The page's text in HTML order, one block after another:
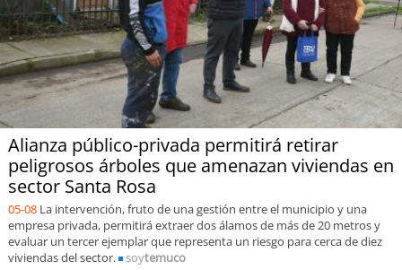
Alianza público-privada permitirá retirar
peligrosos árboles que amenazan viviendas en
sector Santa Rosa
05-08 La intervención, fruto de una gestión entre el municipio y una
empresa privada, permitirá extraer dos álamos de más de 20 metros y
evaluar un tercer ejemplar que representa un riesgo para cerca de diez
viviendas del sector.
soytemuco